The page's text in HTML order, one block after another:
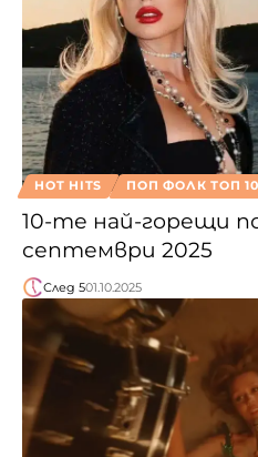
HOT HITS ПОП ФОЛК ТОП 10
10-те най-горещи
септември 2025
След 501.10.2025